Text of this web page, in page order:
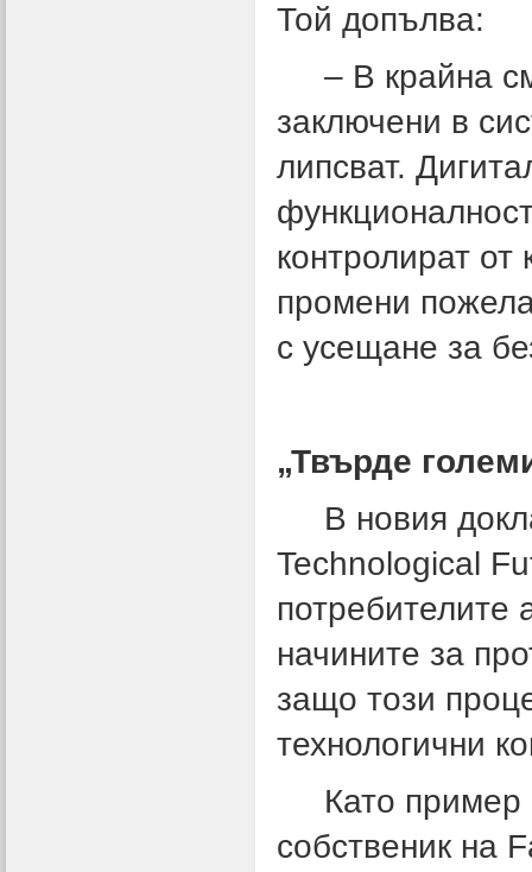
Той допълва:
– В крайна
заключени в
липсват.
контролират от
промени
с усещане за
„Твърде
В новия
Technological
потребителите
начините за
защо този
технологични
Като пример
собственик на